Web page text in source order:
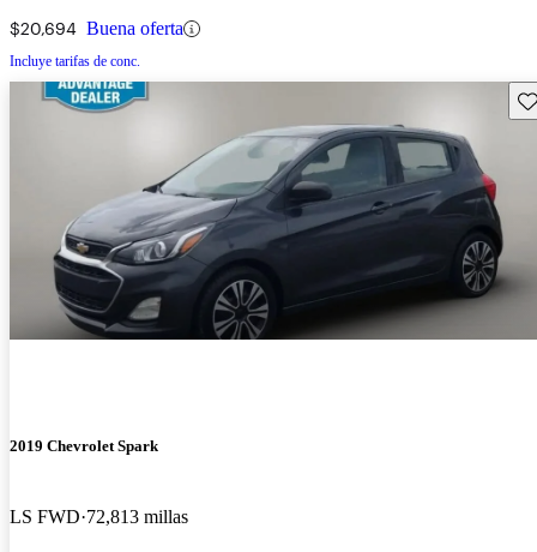
$20,694 Buena oferta
Incluye tarifas de conc.
2019 Chevrolet Spark
LS FWD 72,813 millas